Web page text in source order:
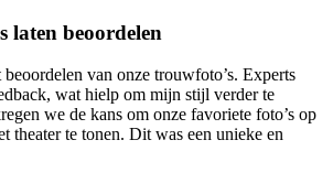
laten beoordelen
van onze trouwfoto’s. Experts
wat hielp om mijn stijl verder te
we de kans om onze favoriete foto’s op
theater te tonen. Dit was een unieke en